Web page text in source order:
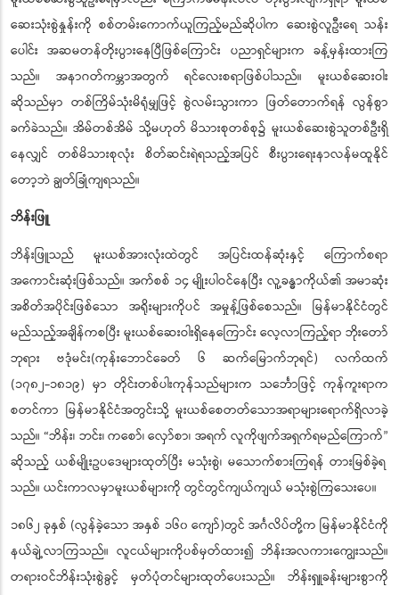
ဆေးသုံးစွဲနှုန်းကို စစ်တမ်းကောက်ယူကြည့်မည်ဆိုပါက ဆေးစွဲလူဦးရေ သန်း
ပေါင်း အဆမတန်တိုးပွားနေပြီဖြစ်ကြောင်း ပညာရှင်များက ခန့်မှန်းထားကြ
သည်။ အနာဂတ်ကမ္ဘာအတွက် ရင်လေးစရာဖြစ်ပါသည်။ မူးယစ်ဆေးဝါး
ဆိုသည်မှာ တစ်ကြိမ်သုံးမိရုံမျှဖြင့် စွဲလမ်းသွားကာ ဖြတ်တောက်ရန် လွန်စွာ
ခက်ခဲသည်။ အိမ်တစ်အိမ် သို့မဟုတ် မိသားစုတစ်စု၌ မူးယစ်ဆေးစွဲသူတစ်ဦးရှိ
နေလျှင် တစ်မိသားစုလုံး စိတ်ဆင်းရဲရသည့်အပြင် စီးပွားရေးနာလန်မထူနိုင်
တော့ဘဲ ချွတ်ခြုံကျရသည်။
ဘိန်းဖြူ
ဘိန်းဖြူသည် မူးယစ်အားလုံးထဲတွင် အပြင်းထန်ဆုံးနှင့် ကြောက်စရာ
အကောင်းဆုံးဖြစ်သည်။ အက်စစ် ၁၄ မျိုးပါဝင်နေပြီး လူ့ခန္ဓာကိုယ်၏ အမာဆုံး
အစိတ်အပိုင်းဖြစ်သော အရိုးများကိုပင် အမှုန့်ဖြစ်စေသည်။ မြန်မာနိုင်ငံတွင်
မည်သည့်အချိန်ကစပြီး မူးယစ်ဆေးဝါးရှိနေကြောင်း လေ့လာကြည့်ရာ ဘိုးတော်
ဘုရား ဗဒုံမင်း(ကုန်းဘောင်ခေတ် ၆ ဆက်မြောက်ဘုရင်) လက်ထက်
(၁၇၈၂-၁၈၁၉) မှာ တိုင်းတစ်ပါးကုန်သည်များက သင်္ဘောဖြင့် ကုန်ကူးရာက
စတင်ကာ မြန်မာနိုင်ငံအတွင်းသို့ မူးယစ်စေတတ်သောအရာများရောက်ရှိလာခဲ့
သည်။ “ဘိန်း၊ ဘင်း၊ ကစော်၊ လှော်စာ၊ အရက် လူကိုဖျက်အရှက်ရမည်ကြောက်”
ဆိုသည့် ယစ်မျိုးဥပဒေများထုတ်ပြီး မသုံးစွဲ၊ မသောက်စားကြရန် တားမြစ်ခဲ့ရ
သည်။ ယင်းကာလမှာမူးယစ်များကို တွင်တွင်ကျယ်ကျယ် မသုံးစွဲကြသေးပေ။
၁၈၆၂ ခုနှစ် (လွန်ခဲ့သော အနှစ် ၁၆၀ ကျော်)တွင် အင်္ဂလိပ်တို့က မြန်မာနိုင်ငံကို
နယ်ချဲ့လာကြသည်။ လူငယ်များကိုပစ်မှတ်ထား၍ ဘိန်းအလကားကျွေးသည်။
တရားဝင်ဘိန်းသုံးစွဲခွင့် မှတ်ပုံတင်များထုတ်ပေးသည်။ ဘိန်းရှူခန်းများစွာကို